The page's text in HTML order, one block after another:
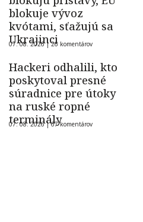
blokuje vývoz
kvótami, sťažujú sa
Ukrajinci
07. 08. 2026 |26 komentárov
Hackeri odhalili, kto
poskytoval presné
súradnice pre útoky
na ruské ropné
terminály
07. 08. 2026 |67 komentárov